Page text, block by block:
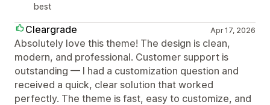
best
Cleargrade Apr 17, 2026
Absolutely love this theme! The design is clean,
modern, and professional. Customer support is
outstanding — I had a customization question and
received a quick, clear solution that worked
perfectly. The theme is fast, easy to customize, and